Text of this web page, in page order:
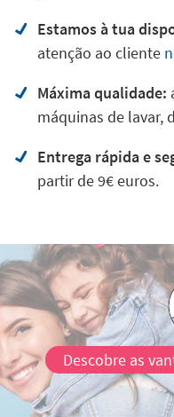
Estamos à tua
atenção ao cliente
Máxima qualidade:
máquinas de lavar,
Entrega rápida e
partir de 9€ euros.
Descobre as